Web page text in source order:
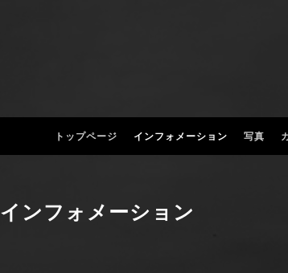
トップページ インフォメーション 写真
インフォメーション